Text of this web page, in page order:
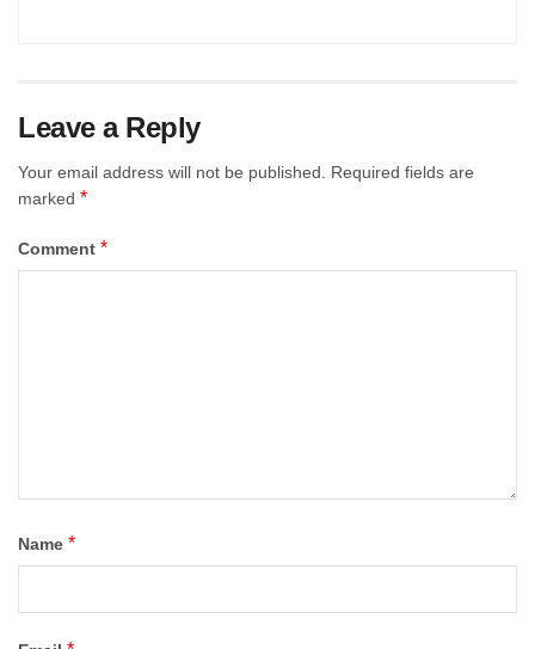
Leave a Reply
Your email address will not be published.
Required fields are
marked *
Comment *
Name *